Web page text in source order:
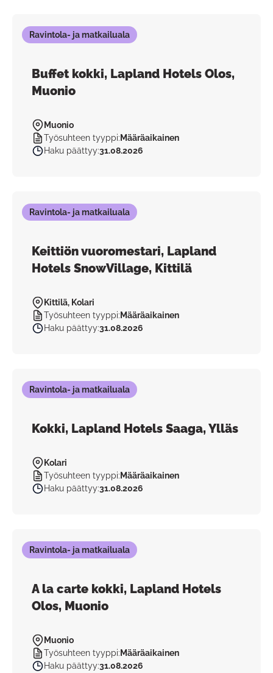
Ravintola- ja matkailuala
Buffet kokki, Lapland Hotels Olos,
Muonio
Muonio
Työsuhteen tyyppi: Määräaikainen
Haku päättyy:31.08.2026
Ravintola- ja matkailuala
Keittiön vuoromestari, Lapland
Hotels SnowVillage, Kittilä
Kittilä, Kolari
Työsuhteen tyyppi: Määräaikainen
Haku päättyy:31.08.2026
Ravintola- ja matkailuala
Kokki, Lapland Hotels Saaga, Ylläs
Kolari
Työsuhteen tyyppi: Määräaikainen
Haku päättyy:31.08.2026
Ravintola- ja matkailuala
A la carte kokki, Lapland Hotels
Olos, Muonio
Muonio
Työsuhteen tyyppi: Määräaikainen
Haku päättyy:31.08.2026